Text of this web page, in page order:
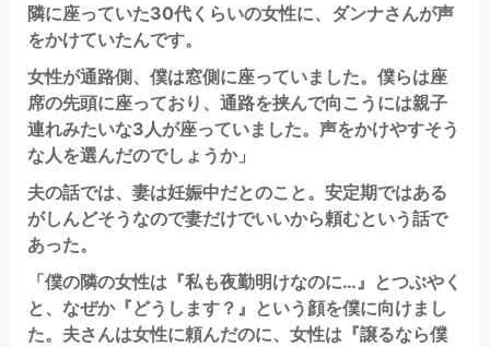
隣に座っていた30代くらいの女性に、ダンナさんが声
をかけていたんです。
女性が通路側、僕は窓側に座っていました。僕らは座
席の先頭に座っており、通路を挟んで向こうには親子
連れみたいな3人が座っていました。声をかけやすそう
な人を選んだのでしょうか」
夫の話では、妻は妊娠中だとのこと。安定期ではある
がしんどそうなので妻だけでいいから頼むという話で
あった。
「僕の隣の女性は『私も夜勤明けなのに…』とつぶやく
と、なぜか『どうします？』という顔を僕に向けまし
た。夫さんは女性に頼んだのに、女性は『譲るなら僕